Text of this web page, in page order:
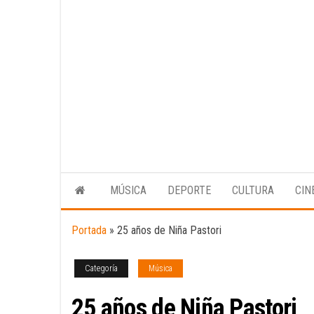
MÚSICA DEPORTE CULTURA
Portada » 25 años de Niña Pastori
Categoría Música